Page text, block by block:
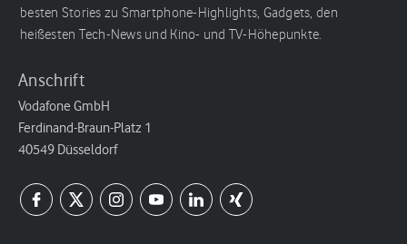
besten Stories zu Smartphone-Highlights, Gadgets, den
heißesten Tech-News und Kino- und TV-Höhepunkte.
Anschrift
Vodafone GmbH
Ferdinand-Braun-Platz 1
40549 Düsseldorf